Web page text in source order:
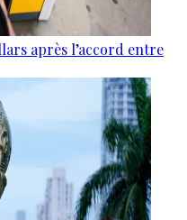
après l’accord entre